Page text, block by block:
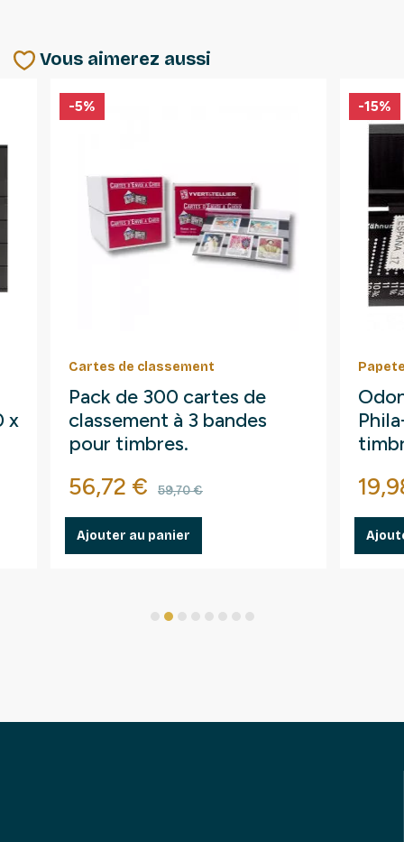
Vous aimerez aussi
x
Cartes de classement
Pack de 300 cartes de
classement à 3 bandes
pour timbres.
Prix
56,72 € Prix de base
59,70 €
-5%
Ajouter au panier
Prix
-15%